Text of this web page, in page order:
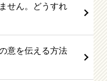
せん。どうすれ
意を伝える方法